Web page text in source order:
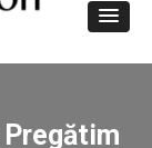
Pregătim